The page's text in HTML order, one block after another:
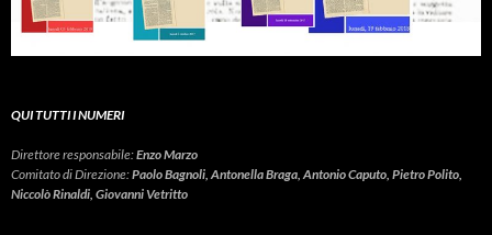
QUI TUTTI I NUMERI
Direttore responsabile:Enzo Marzo
Comitato di Direzione:Paolo Bagnoli, Antonella Braga, Antonio Caputo, Pietro Polito,
Niccolò Rinaldi, Giovanni Vetritto